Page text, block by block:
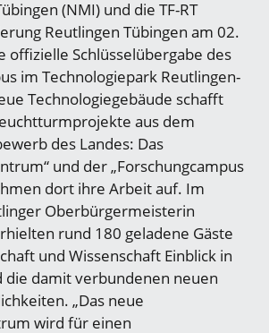
(NMI) und die TF-RT
Reutlingen Tübingen am 02.
offizielle Schlüsselübergabe des
im Technologiepark Reutlingen-
Technologiegebäude schafft
aus dem
des Landes: Das
und der „Forschungcampus
dort ihre Arbeit auf. Im
Oberbürgermeisterin
rund 180 geladene Gäste
und Wissenschaft Einblick in
die damit verbundenen neuen
„Das neue
wird für einen